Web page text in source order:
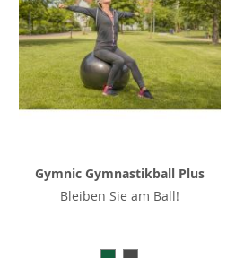
Gymnic Gymnastikball Plus
Bleiben Sie am Ball!